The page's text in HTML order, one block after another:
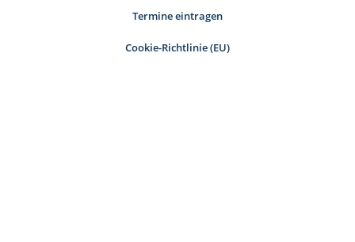
Termine eintragen
Cookie-Richtlinie (EU)